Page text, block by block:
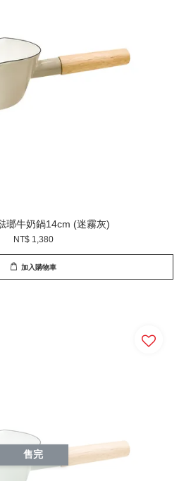
瑯牛奶鍋14cm (迷霧灰)
NT$ 1,380
加入購物車
售完